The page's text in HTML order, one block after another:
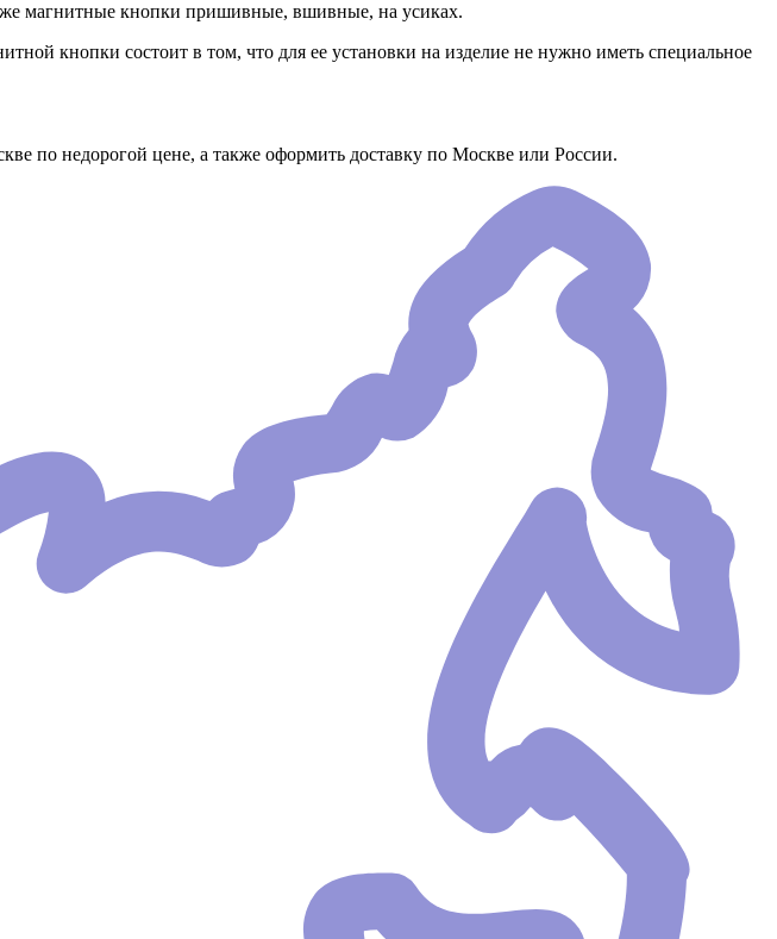
магнитные кнопки пришивные, вшивные, на усиках.
кнопки состоит в том, что для ее установки на изделие не нужно иметь специальное
по недорогой цене, а также оформить доставку по Москве или России.